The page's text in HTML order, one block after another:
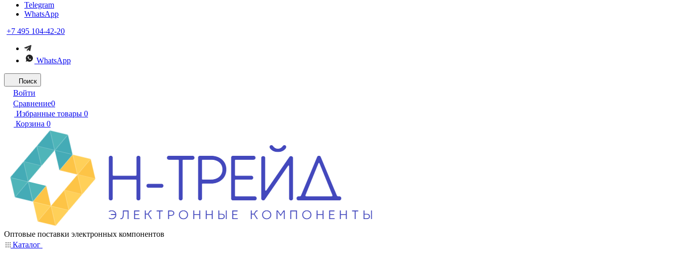
Telegram
WhatsApp
+7 495 104-42-20
WhatsApp
Поиск
Войти
Сравнение0
Избранные товары 0
Корзина 0
Оптовые поставки электронных компонентов
Каталог